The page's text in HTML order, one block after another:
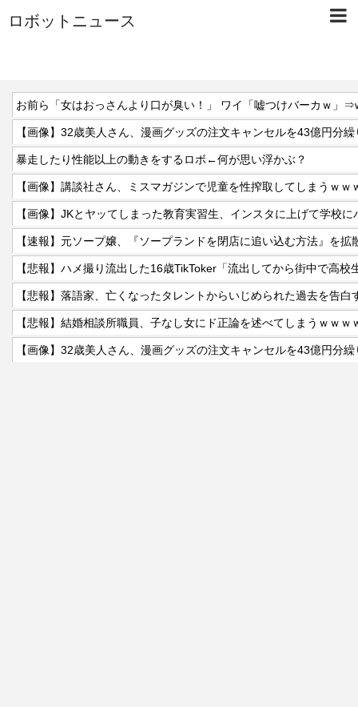
ロボットニュース
お前ら「女はおっさんより口が臭い！」 ワイ「嘘つけバーカｗ」
【画像】32歳美人さん、漫画グッズの注文キャンセルを43億円分
暴走したり性能以上の動きをするロボ←何が思い浮かぶ？
【画像】講談社さん、ミスマガジンで児童を性搾取してしまうｗｗ
【画像】JKとヤッてしまった教育実習生、インスタに上げて学校
【速報】元ソープ嬢、『ソープランドを閉店に追い込む方法』を
【悲報】ハメ撮り流出した16歳TikToker「流出してから街中で高校
【悲報】落語家、亡くなったタレントからいじめられた過去を告
【悲報】結婚相談所職員、子なし女にド正論を述べてしまうｗｗｗ
【画像】32歳美人さん、漫画グッズの注文キャンセルを43億円分